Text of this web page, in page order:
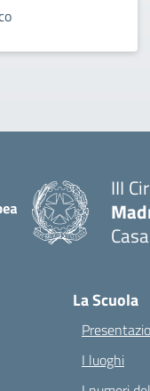
III
La Scuola
I luoghi